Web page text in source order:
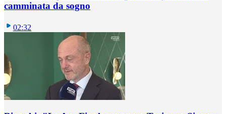
camminata da sogno
02:32